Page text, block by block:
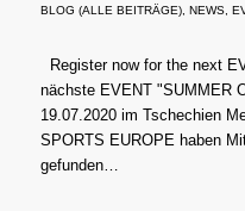
BLOG (ALLE BEITRÄGE), NEWS,
Register now for the next
nächste EVENT "SUMMER
19.07.2020 im Tschechien
SPORTS EUROPE haben
gefunden…